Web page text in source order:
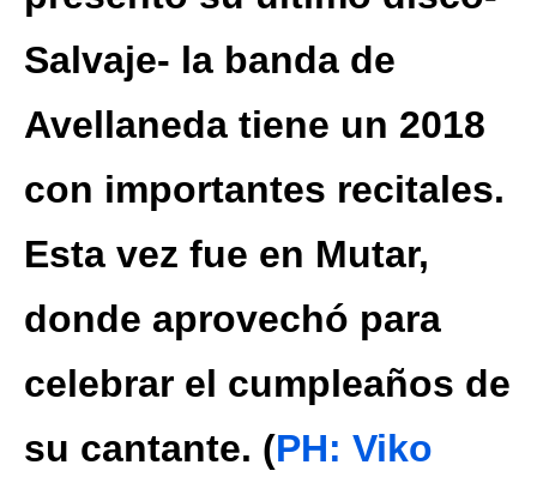
Salvaje- la banda de
Avellaneda tiene un 2018
con importantes recitales.
Esta vez fue en Mutar,
donde aprovechó para
celebrar el cumpleaños de
su cantante. (PH: Viko